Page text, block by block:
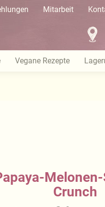
Mitarbeit
Vegane Rezepte
Crunch